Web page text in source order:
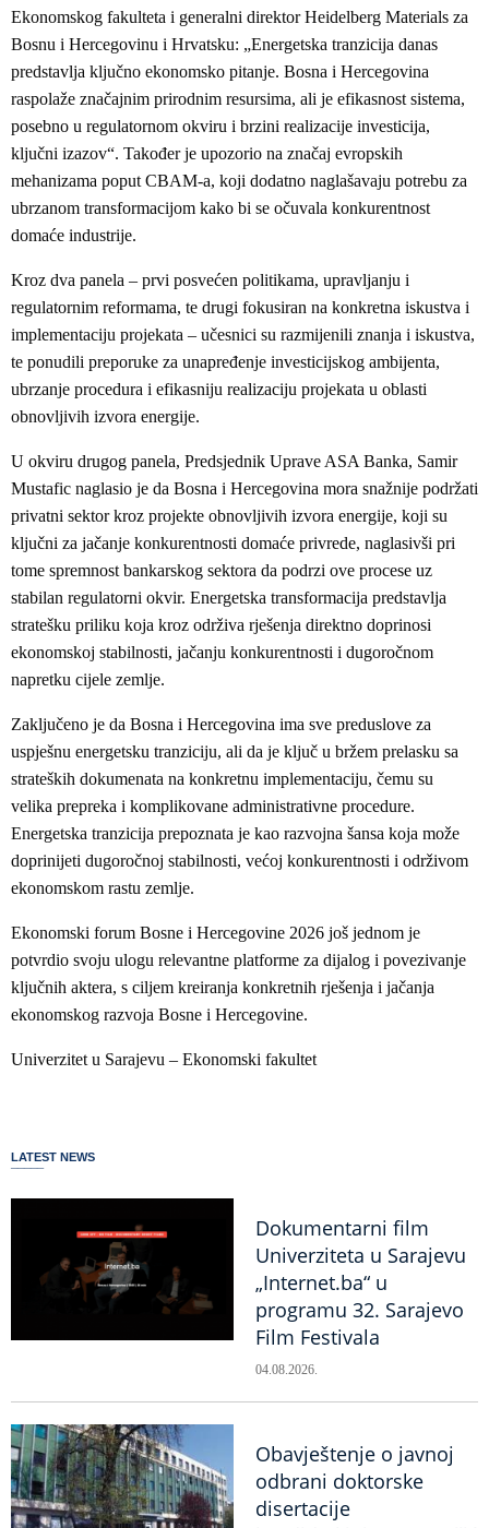
Ekonomskog fakulteta i generalni direktor Heidelberg Materials za
Bosnu i Hercegovinu i Hrvatsku: „Energetska tranzicija danas
predstavlja ključno ekonomsko pitanje. Bosna i Hercegovina
raspolaže značajnim prirodnim resursima, ali je efikasnost sistema,
posebno u regulatornom okviru i brzini realizacije investicija,
ključni izazov“. Također je upozorio na značaj evropskih
mehanizama poput CBAM-a, koji dodatno naglašavaju potrebu za
ubrzanom transformacijom kako bi se očuvala konkurentnost
domaće industrije.
Kroz dva panela – prvi posvećen politikama, upravljanju i
regulatornim reformama, te drugi fokusiran na konkretna iskustva i
implementaciju projekata – učesnici su razmijenili znanja i iskustva,
te ponudili preporuke za unapređenje investicijskog ambijenta,
ubrzanje procedura i efikasniju realizaciju projekata u oblasti
obnovljivih izvora energije.
U okviru drugog panela, Predsjednik Uprave ASA Banka, Samir
Mustafic naglasio je da Bosna i Hercegovina mora snažnije podržati
privatni sektor kroz projekte obnovljivih izvora energije, koji su
ključni za jačanje konkurentnosti domaće privrede, naglasivši pri
tome spremnost bankarskog sektora da podrzi ove procese uz
stabilan regulatorni okvir. Energetska transformacija predstavlja
stratešku priliku koja kroz održiva rješenja direktno doprinosi
ekonomskoj stabilnosti, jačanju konkurentnosti i dugoročnom
napretku cijele zemlje.
Zaključeno je da Bosna i Hercegovina ima sve preduslove za
uspješnu energetsku tranziciju, ali da je ključ u bržem prelasku sa
strateških dokumenata na konkretnu implementaciju, čemu su
velika prepreka i komplikovane administrativne procedure.
Energetska tranzicija prepoznata je kao razvojna šansa koja može
doprinijeti dugoročnoj stabilnosti, većoj konkurentnosti i održivom
ekonomskom rastu zemlje.
Ekonomski forum Bosne i Hercegovine 2026 još jednom je
potvrdio svoju ulogu relevantne platforme za dijalog i povezivanje
ključnih aktera, s ciljem kreiranja konkretnih rješenja i jačanja
ekonomskog razvoja Bosne i Hercegovine.
Univerzitet u Sarajevu – Ekonomski fakultet
LATEST NEWS
Dokumentarni film
Univerziteta u Sarajevu
„Internet.ba“ u
programu 32. Sarajevo
Film Festivala
04.08.2026.
Obavještenje o javnoj
odbrani doktorske
disertacije